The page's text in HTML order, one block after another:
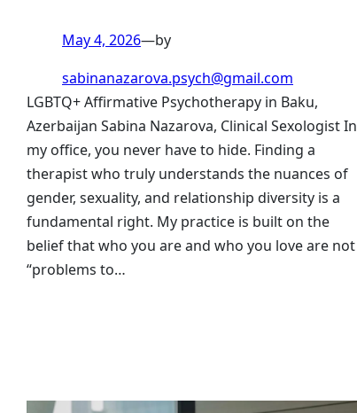
May 4, 2026—by
sabinanazarova.psych@gmail.com
LGBTQ+ Affirmative Psychotherapy in Baku,
Azerbaijan Sabina Nazarova, Clinical Sexologist In
my office, you never have to hide. Finding a
therapist who truly understands the nuances of
gender, sexuality, and relationship diversity is a
fundamental right. My practice is built on the
belief that who you are and who you love are not
“problems to…